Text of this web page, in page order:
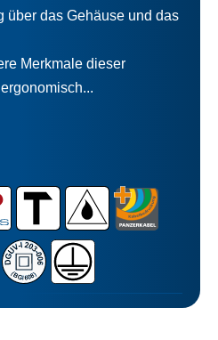
über das Gehäuse und das
Merkmale dieser